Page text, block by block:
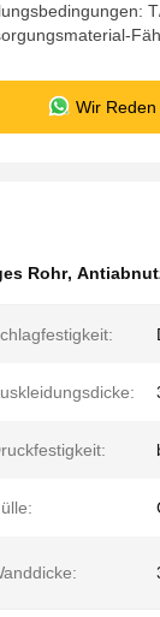
Wir Reden
Rohr,